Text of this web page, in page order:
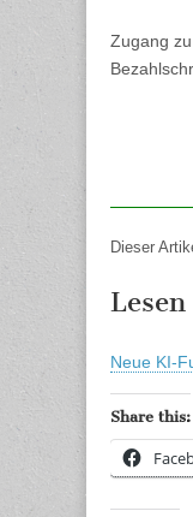
Zugang
Dieser
Neue KI-
Share this: